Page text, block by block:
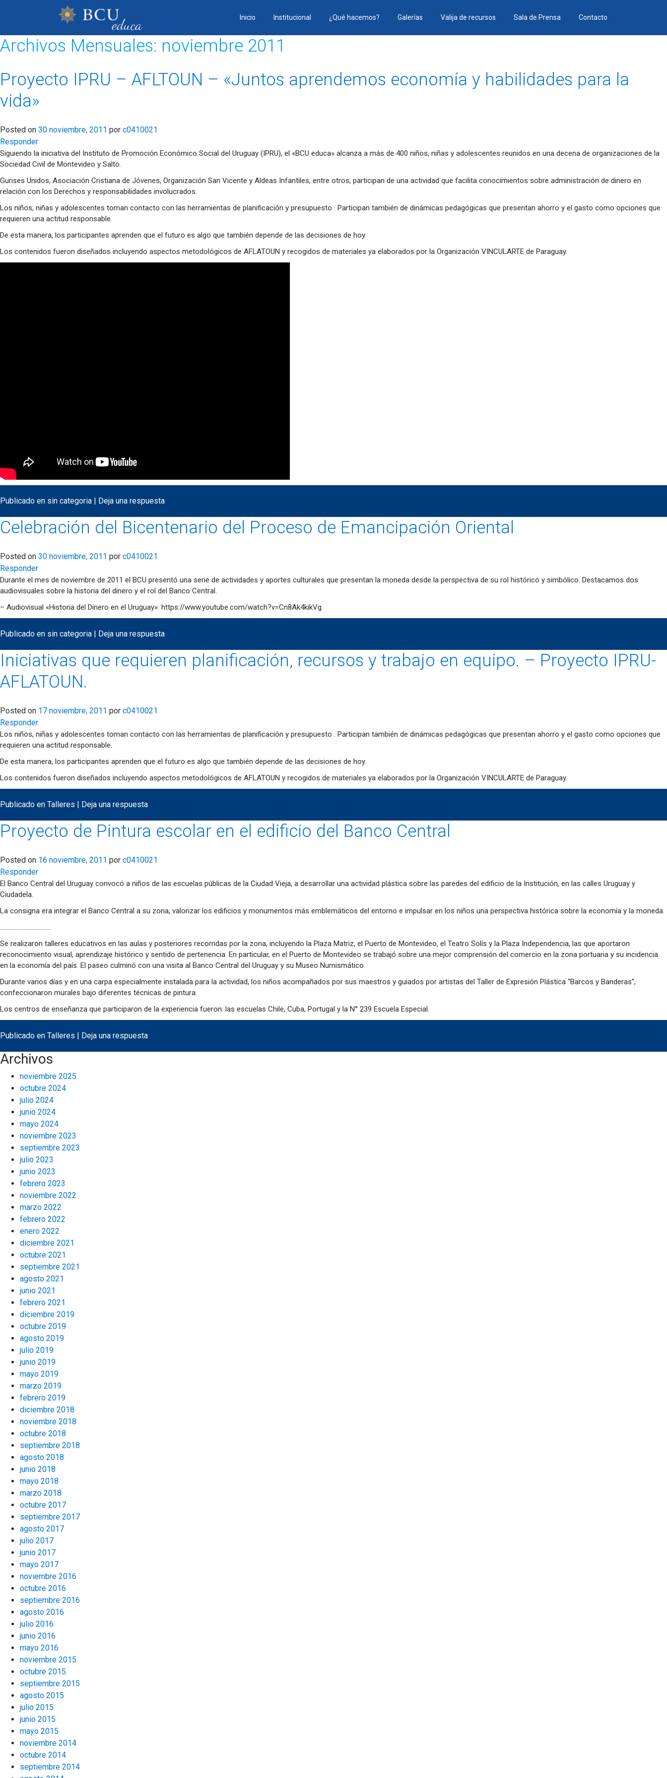
Inicio Institucional ¿Qué hacemos? Galerías Valija de recursos Sala de Prensa Contacto
Archivos Mensuales: noviembre 2011
Proyecto IPRU – AFLTOUN – «Juntos aprendemos economía y habilidades para la
vida»
Posted on 30 noviembre, 2011 por c0410021
Responder
Siguiendo la iniciativa del Instituto de Promoción Económico Social del Uruguay (IPRU), el «BCU educa» alcanza a más de 400 niños, niñas y adolescentes reunidos en una decena de organizaciones de la
Sociedad Civil de Montevideo y Salto.
Gurises Unidos, Asociación Cristiana de Jóvenes, Organización San Vicente y Aldeas Infantiles, entre otros, participan de una actividad que facilita conocimientos sobre administración de dinero en
relación con los Derechos y responsabilidades involucrados.
Los niños, niñas y adolescentes toman contacto con las herramientas de planificación y presupuesto . Participan también de dinámicas pedagógicas que presentan ahorro y el gasto como opciones que
requieren una actitud responsable.
De esta manera, los participantes aprenden que el futuro es algo que también depende de las decisiones de hoy.
Los contenidos fueron diseñados incluyendo aspectos metodológicos de AFLATOUN y recogidos de materiales ya elaborados por la Organización VINCULARTE de Paraguay.
Publicado en sin categoria | Deja una respuesta
Celebración del Bicentenario del Proceso de Emancipación Oriental
Posted on 30 noviembre, 2011 por c0410021
Responder
Durante el mes de noviembre de 2011 el BCU presentó una serie de actividades y aportes culturales que presentan la moneda desde la perspectiva de su rol histórico y simbólico. Destacamos dos
audiovisuales sobre la historia del dinero y el rol del Banco Central.
– Audiovisual «Historia del Dinero en el Uruguay»: https://www.youtube.com/watch?v=Cn8Ak4kikVg
Publicado en sin categoria | Deja una respuesta
Iniciativas que requieren planificación, recursos y trabajo en equipo. – Proyecto IPRU-
AFLATOUN.
Posted on 17 noviembre, 2011 por c0410021
Responder
Los niños, niñas y adolescentes toman contacto con las herramientas de planificación y presupuesto . Participan también de dinámicas pedagógicas que presentan ahorro y el gasto como opciones que
requieren una actitud responsable.
De esta manera, los participantes aprenden que el futuro es algo que también depende de las decisiones de hoy.
Los contenidos fueron diseñados incluyendo aspectos metodológicos de AFLATOUN y recogidos de materiales ya elaborados por la Organización VINCULARTE de Paraguay.
Publicado en Talleres | Deja una respuesta
Proyecto de Pintura escolar en el edificio del Banco Central
Posted on 16 noviembre, 2011 por c0410021
Responder
El Banco Central del Uruguay convocó a niños de las escuelas públicas de la Ciudad Vieja, a desarrollar una actividad plástica sobre las paredes del edificio de la Institución, en las calles Uruguay y
Ciudadela.
La consigna era integrar el Banco Central a su zona, valorizar los edificios y monumentos más emblemáticos del entorno e impulsar en los niños una perspectiva histórica sobre la economía y la moneda.
…………………………….
Se realizaron talleres educativos en las aulas y posteriores recorridas por la zona, incluyendo la Plaza Matriz, el Puerto de Montevideo, el Teatro Solís y la Plaza Independencia, las que aportaron
reconocimiento visual, aprendizaje histórico y sentido de pertenencia. En particular, en el Puerto de Montevideo se trabajó sobre una mejor comprensión del comercio en la zona portuaria y su incidencia
en la economía del país. El paseo culminó con una visita al Banco Central del Uruguay y su Museo Numismático.
Durante varios días y en una carpa especialmente instalada para la actividad, los niños acompañados por sus maestros y guiados por artistas del Taller de Expresión Plástica “Barcos y Banderas”,
confeccionaron murales bajo diferentes técnicas de pintura.
Los centros de enseñanza que participaron de la experiencia fueron: las escuelas Chile, Cuba, Portugal y la N° 239 Escuela Especial.
Publicado en Talleres | Deja una respuesta
Archivos
noviembre 2025
octubre 2024
julio 2024
junio 2024
mayo 2024
noviembre 2023
septiembre 2023
julio 2023
junio 2023
febrero 2023
noviembre 2022
marzo 2022
febrero 2022
enero 2022
diciembre 2021
octubre 2021
septiembre 2021
agosto 2021
junio 2021
febrero 2021
diciembre 2019
octubre 2019
agosto 2019
julio 2019
junio 2019
mayo 2019
marzo 2019
febrero 2019
diciembre 2018
noviembre 2018
octubre 2018
septiembre 2018
agosto 2018
junio 2018
mayo 2018
marzo 2018
octubre 2017
septiembre 2017
agosto 2017
julio 2017
junio 2017
mayo 2017
noviembre 2016
octubre 2016
septiembre 2016
agosto 2016
julio 2016
junio 2016
mayo 2016
noviembre 2015
octubre 2015
septiembre 2015
agosto 2015
julio 2015
junio 2015
mayo 2015
noviembre 2014
octubre 2014
septiembre 2014